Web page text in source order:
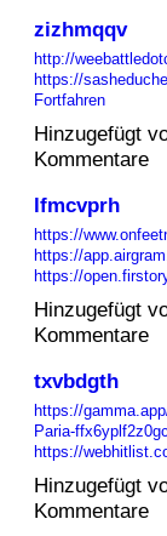
zizhmqqv
http://
https://
Fortfahren
Hinzugefügt
Kommentare
lfmcvprh
https://
https://
https://
Hinzugefügt
Kommentare
txvbdgth
https://
Paria-
https://
Hinzugefügt
Kommentare